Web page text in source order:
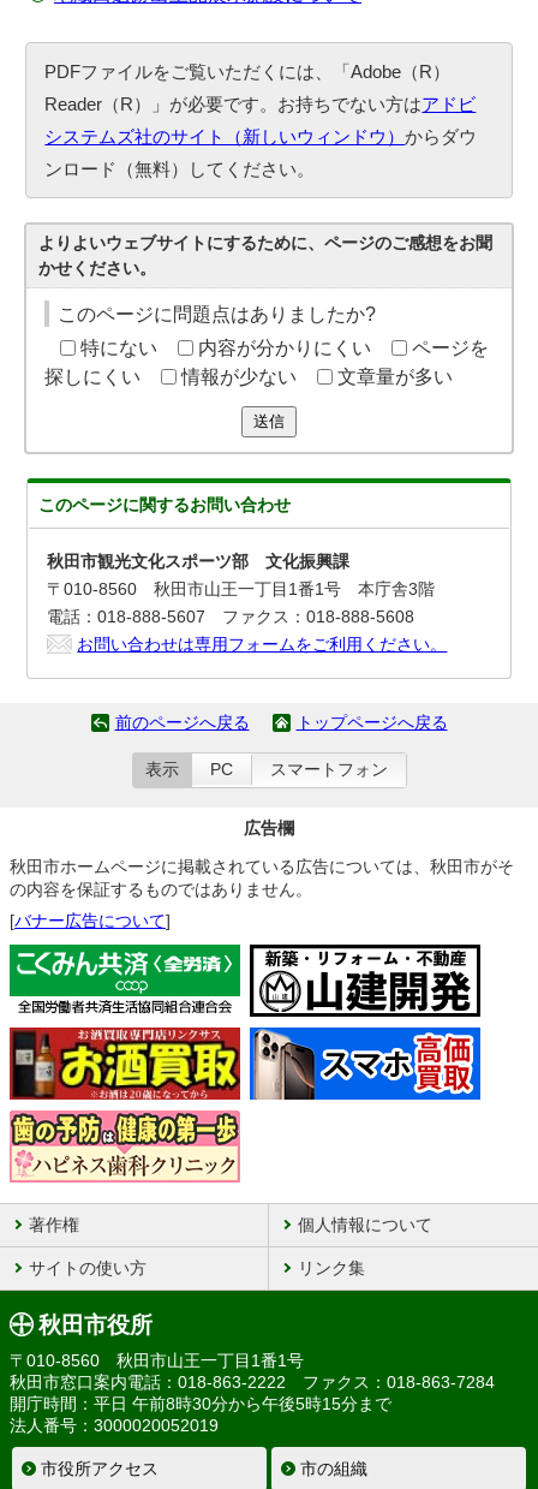
PDFファイルをご覧いただくには、「Adobe（R）
Reader（R）」が必要です。お持ちでない方はアドビ
システムズ社のサイト（新しいウィンドウ）からダウ
ンロード（無料）してください。
よりよいウェブサイトにするために、ページのご感想をお聞
かせください。
このページに問題点はありましたか?
特にない
内容が分かりにくい
ページを
探しにくい
情報が少ない 文章量が多い
送信
このページに関するお問い合わせ
秋田市観光文化スポーツ部 文化振興課
〒010-8560 秋田市山王一丁目1番1号 本庁舎3階
電話：018-888-5607 ファクス：018-888-5608
お問い合わせは専用フォームをご利用ください。
前のページへ戻る トップページへ戻る
表示 PC スマートフォン
広告欄
秋田市ホームページに掲載されている広告については、秋田市がそ
の内容を保証するものではありません。
[バナー広告について]
著作権 個人情報について
サイトの使い方 リンク集
秋田市役所
〒010-8560 秋田市山王一丁目1番1号
秋田市窓口案内電話：018-863-2222 ファクス：018-863-7284
開庁時間：平日 午前8時30分から午後5時15分まで
法人番号：3000020052019
市役所アクセス 市の組織